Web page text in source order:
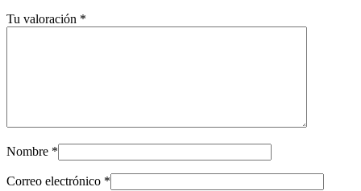
Tu valoración *
Nombre *
Correo electrónico *